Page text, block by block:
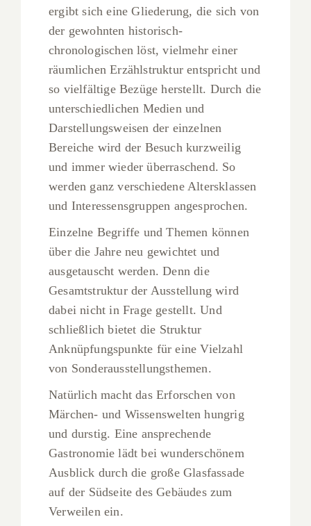
ergibt sich eine Gliederung, die sich von
der gewohnten historisch-
chronologischen löst, vielmehr einer
räumlichen Erzählstruktur entspricht und
so vielfältige Bezüge herstellt. Durch die
unterschiedlichen Medien und
Darstellungsweisen der einzelnen
Bereiche wird der Besuch kurzweilig
und immer wieder überraschend. So
werden ganz verschiedene Altersklassen
und Interessensgruppen angesprochen.
Einzelne Begriffe und Themen können
über die Jahre neu gewichtet und
ausgetauscht werden. Denn die
Gesamtstruktur der Ausstellung wird
dabei nicht in Frage gestellt. Und
schließlich bietet die Struktur
Anknüpfungspunkte für eine Vielzahl
von Sonderausstellungsthemen.
Natürlich macht das Erforschen von
Märchen- und Wissenswelten hungrig
und durstig. Eine ansprechende
Gastronomie lädt bei wunderschönem
Ausblick durch die große Glasfassade
auf der Südseite des Gebäudes zum
Verweilen ein.